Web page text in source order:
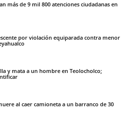
más de 9 mil 800 atenciones ciudadanas en
por violación equiparada contra menor
y mata a un hombre en Teolocholco;
al caer camioneta a un barranco de 30